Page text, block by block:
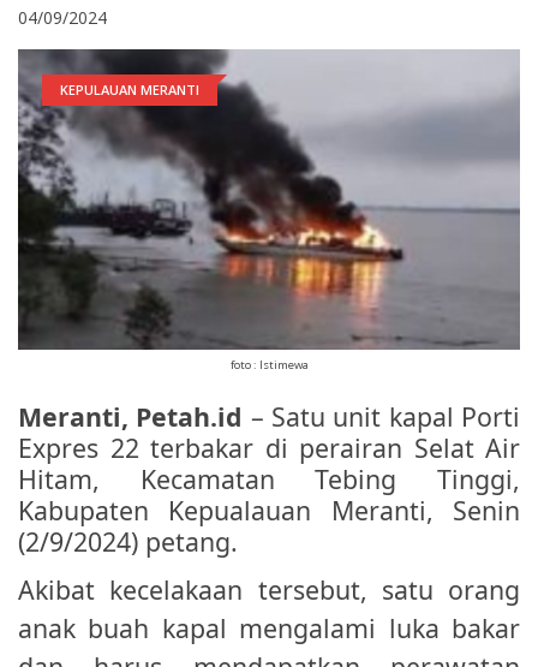
04/09/2024
KEPULAUAN MERANTI
foto : Istimewa
Meranti, Petah.id – Satu unit kapal Porti
Expres 22 terbakar di perairan Selat Air
Hitam, Kecamatan Tebing Tinggi,
Kabupaten Kepualauan Meranti, Senin
(2/9/2024) petang.
Akibat kecelakaan tersebut, satu orang
anak buah kapal mengalami luka bakar